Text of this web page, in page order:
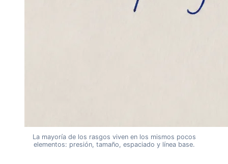
La mayoría de los rasgos viven en los mismos pocos
elementos: presión, tamaño, espaciado y línea base.